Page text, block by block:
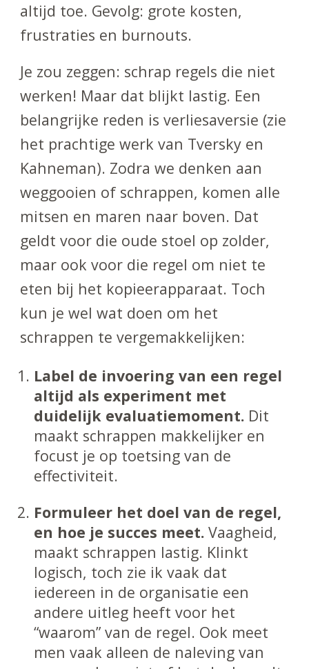
altijd toe. Gevolg: grote kosten,
frustraties en burnouts.
Je zou zeggen: schrap regels die niet
werken! Maar dat blijkt lastig. Een
belangrijke reden is verliesaversie (zie
het prachtige werk van Tversky en
Kahneman). Zodra we denken aan
weggooien of schrappen, komen alle
mitsen en maren naar boven. Dat
geldt voor die oude stoel op zolder,
maar ook voor die regel om niet te
eten bij het kopieerapparaat. Toch
kun je wel wat doen om het
schrappen te vergemakkelijken:
Label de invoering van een regel
altijd als experiment met
duidelijk evaluatiemoment. Dit
maakt schrappen makkelijker en
focust je op toetsing van de
effectiviteit.
Formuleer het doel van de regel,
en hoe je succes meet. Vaagheid,
maakt schrappen lastig. Klinkt
logisch, toch zie ik vaak dat
iedereen in de organisatie een
andere uitleg heeft voor het
“waarom” van de regel. Ook meet
men vaak alleen de naleving van